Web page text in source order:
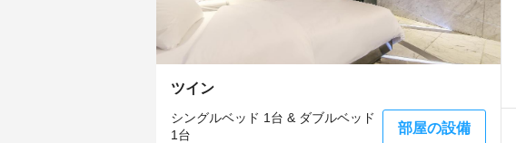
ツイン
シングルベッド 1台 & ダブルベッド
1台
部屋の設備